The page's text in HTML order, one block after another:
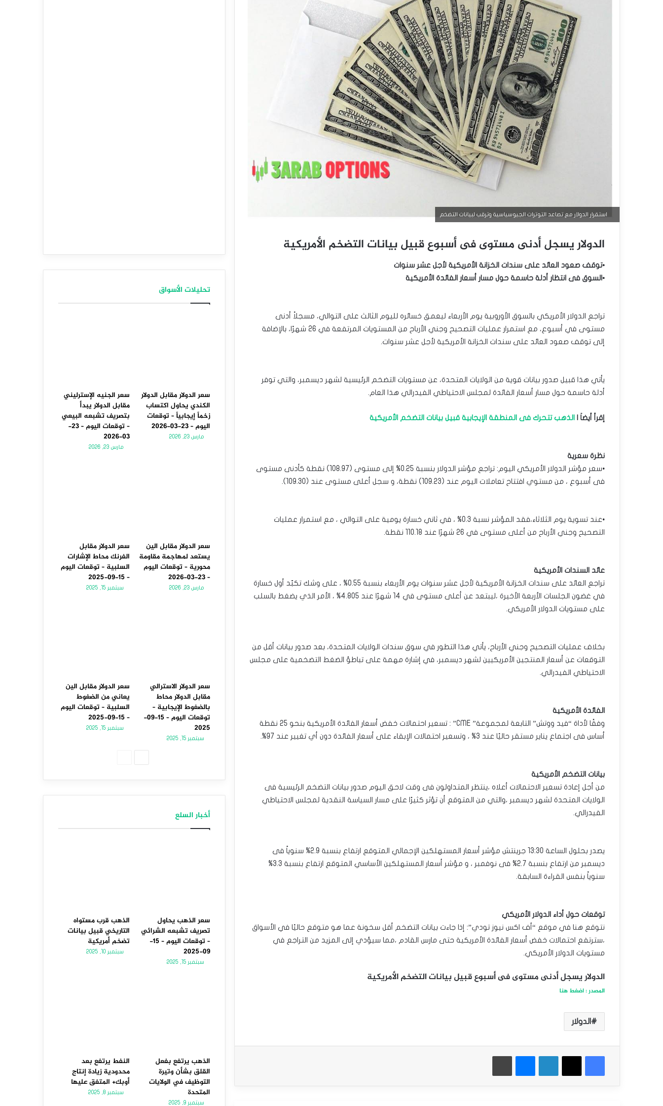
استقرار الدولار مع تصاعد التوترات الجيوسياسية وترقب لبيانات التضخم
الدولار يسجل أدنى مستوى فى أسبوع قبيل بيانات التضخم الأمريكية
•توقف صعود العائد على سندات الخزانة الأمريكية لأجل عشر سنوات
•السوق فى انتظار أدلة حاسمة حول مسار أسعار الفائدة الأمريكية
تراجع الدولار الأمريكي بالسوق الأوروبية يوم الأربعاء ليعمق خسائره لليوم الثالث على التوالي، مسجلاً أدنى
مستوى في أسبوع، مع استمرار عمليات التصحيح وجني الأرباح من المستويات المرتفعة في 26 شهرًا، بالإضافة
إلى توقف صعود العائد على سندات الخزانة الأمريكية لأجل عشر سنوات.
يأتي هذا قبيل صدور بيانات قوية من الولايات المتحدة، عن مستويات التضخم الرئيسية لشهر ديسمبر، والتي توفر
أدلة حاسمة حول مسار أسعار الفائدة لمجلس الاحتياطي الفيدرالي هذا العام.
إقرأ أيضاَ | الذهب تتحرك فى المنطقة الإيجابية قبيل بيانات التضخم الأمريكية
نظرة سعرية
•سعر مؤشر الدولار الأمريكي اليوم: تراجع مؤشر الدولار بنسبة 0.25% إلى مستوى (108.97) نقطة كأدنى مستوى
فى أسبوع ، من مستوي افتتاح تعاملات اليوم عند (109.23) نقطة، و سجل أعلى مستوى عند (109.30).
•عند تسوية يوم الثلاثاء،فقد المؤشر نسبة 0.3% ، في ثاني خسارة يومية على التوالي ، مع استمرار عمليات
التصحيح وجني الأرباح من أعلى مستوى في 26 شهرًا عند 110.18 نقطة.
عائد السندات الأمريكية
تراجع العائد على سندات الخزانة الأمريكية لأجل عشر سنوات يوم الأربعاء بنسبة 0.55% ، على وشك تكبّد أول خسارة
في غضون الجلسات الأربعة الأخيرة ،ليبتعد عن أعلى مستوى في 14 شهرًا عند 4.805% ، الأمر الذي يضغط بالسلب
على مستويات الدولار الأمريكي.
بخلاف عمليات التصحيح وجني الأرباح، يأتي هذا التطور في سوق سندات الولايات المتحدة، بعد صدور بيانات أقل من
التوقعات عن أسعار المنتجين الأمريكيين لشهر ديسمبر، في إشارة مهمة على تباطؤ الضغط التضخمية على مجلس
الاحتياطي الفيدرالي.
الفائدة الأمريكية
وفقًا لأداة “فيد ووتش” التابعة لمجموعة‎ ‎‎”‎‏CME‏‎”‎‏ : تسعير احتمالات خفض أسعار الفائدة الأمريكية بنحو 25 نقطة
‏أساس فى اجتماع يناير مستقر حاليًا عند 3% ، وتسعير احتمالات الإبقاء على أسعار الفائدة دون أي تغيير عند 97%.
بيانات التضخم الأمريكية
من أجل إعادة تسعير الاحتمالات أعلاه ،ينتظر المتداولون فى وقت لاحق اليوم صدور بيانات التضخم الرئيسية فى
الولايات المتحدة لشهر ديسمبر ،والتي من المتوقع أن تؤثر كثيرًا على مسار السياسة النقدية لمجلس الاحتياطي
الفيدرالي.
يصدر بحلول الساعة 13:30 جرينتش مؤشر أسعار المستهلكين الإجمالي المتوقع ارتفاع بنسبة 2.9% سنوياً فى
ديسمبر من ارتفاع بنسبة 2.7% فى نوفمبر ، و مؤشر أسعار المستهلكين الأساسي المتوقع ارتفاع بنسبة 3.3%
سنوياً بنفس القراءة السابقة.
توقعات حول أداء الدولار الأمريكي
نتوقع هنا في موقع “أف اكس نيوز تودي”: إذا جاءت بيانات التضخم أقل سخونة عما هو متوقع حاليًا في الأسواق
،سترتفع احتمالات خفض أسعار الفائدة الأمريكية حتى مارس القادم ،مما سيؤدي إلى المزيد من التراجع في
مستويات الدولار الأمريكي.
الدولار يسجل أدنى مستوى فى أسبوع قبيل بيانات التضخم الأمريكية
المصدر : اضغط هنا
الدولار
فيسبوك
‫X لينكدإن ماسنجر طباعة
تحليلات الأسواق
سعر الدولار مقابل الدولار
الكندي يحاول اكتساب
زخماً إيجابياً – توقعات
اليوم – 23-03-2026
مارس 23, 2026
سعر الجنيه الإسترليني
مقابل الدولار يبدأ
بتصريف تشبعه البيعي
– توقعات اليوم – 23-
03-2026
مارس 23, 2026
سعر الدولار مقابل الين
يستعد لمهاجمة مقاومة
محورية – توقعات اليوم
– 23-03-2026
مارس 23, 2026
سعر الدولار مقابل
الفرنك محاط الإشارات
السلبية – توقعات اليوم
– 15-09-2025
سبتمبر 15, 2025
سعر الدولار الاسترالي
مقابل الدولار محاط
بالضغوط الإيجابية –
توقعات اليوم – 15-09-
2025
سبتمبر 15, 2025
سعر الدولار مقابل الين
يعاني من الضغوط
السلبية – توقعات اليوم
– 15-09-2025
سبتمبر 15, 2025
أخبار السلع
سعر الذهب يحاول
تصريف تشبعه الشرائي
– توقعات اليوم – 15-
09-2025
سبتمبر 15, 2025
الذهب قرب مستواه
التاريخي قبيل بيانات
تضخم أمريكية
سبتمبر 10, 2025
الذهب يرتفع بفعل
القلق بشأن وتيرة
التوظيف في الولايات
المتحدة
سبتمبر 9, 2025
النفط يرتفع بعد
محدودية زيادة إنتاج
أوبك+ المتفق عليها
سبتمبر 8, 2025